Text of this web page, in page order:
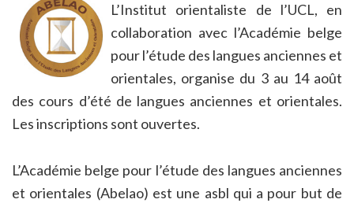
L’Institut orientaliste de l’UCL, en
collaboration avec l’Académie belge
pour l’étude des langues anciennes et
orientales, organise du 3 au 14 août
des cours d’été de langues anciennes et orientales.
Les inscriptions sont ouvertes.
L’Académie belge pour l’étude des langues anciennes
et orientales (Abelao) est une asbl qui a pour but de